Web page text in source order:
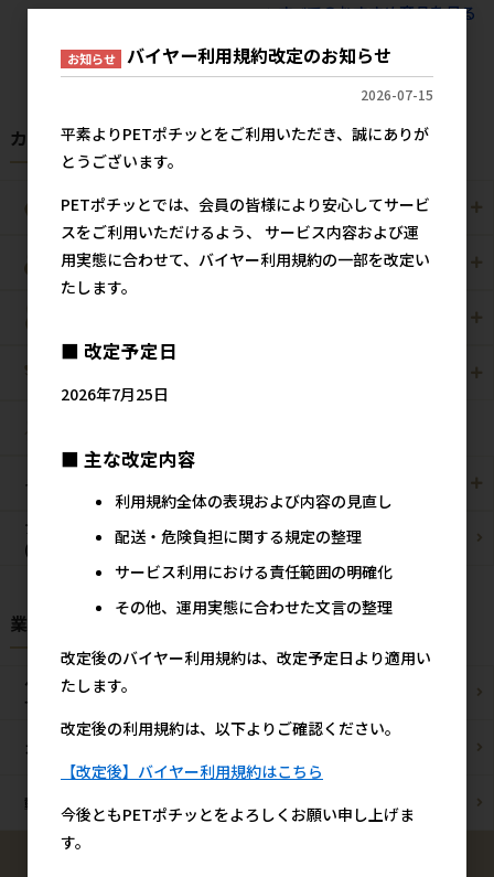
すべてのおすすめ商品を見る
カテゴリから探す
犬用 猫用
犬猫用 ペット住関連用品
その他/雑貨
ブリーダーパック
(プロ製品)
まとめ買いお買い得品
業種様別 特設ページ
ペットショップ/
サロン様
カフェ/飲食店様
動物病院様
お知らせ バイヤー利用規約改定のお知らせ
2026-07-15
平素よりPETポチッとをご利用いただき、誠にありが
とうございます。
PETポチッとでは、会員の皆様により安心してサービ
スをご利用いただけるよう、 サービス内容および運
用実態に合わせて、バイヤー利用規約の一部を改定い
たします。
■ 改定予定日
2026年7月25日
■ 主な改定内容
利用規約全体の表現および内容の見直し
配送・危険負担に関する規定の整理
サービス利用における責任範囲の明確化
その他、運用実態に合わせた文言の整理
改定後のバイヤー利用規約は、改定予定日より適用い
たします。
改定後の利用規約は、以下よりご確認ください。
【改定後】バイヤー利用規約はこちら
今後ともPETポチッとをよろしくお願い申し上げま
す。